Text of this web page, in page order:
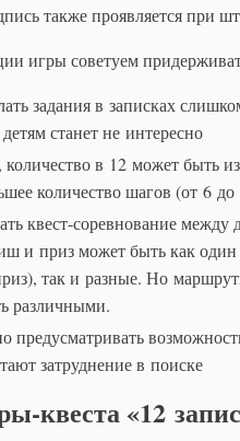
также проявляется при
игры советуем
задания в записках
станет не интересно
в 12 может быть
количество шагов (от 6
квест-соревнование
и приз может быть как один
так и разные. Но
различными.
предусматривать
затруднение в поиске
квеста «12